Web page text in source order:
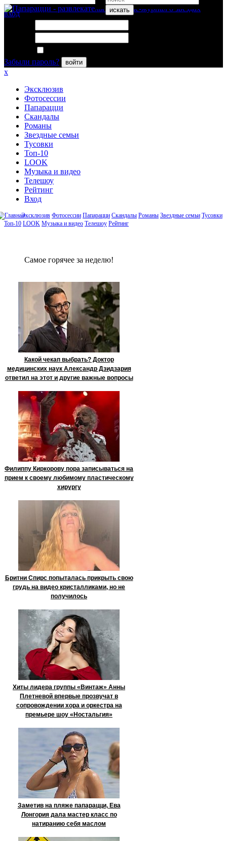
искать
вход
Забыли пароль?
войти
x
Эксклюзив
Фотосессии
Папарацци
Скандалы
Романы
Звездные семьи
Тусовки
Топ-10
LOOK
Музыка и видео
Телешоу
Рейтинг
Вход
Эксклюзив Фотосессии Папарацци Скандалы Романы Звездные семьи Тусовки
Топ-10 LOOK Музыка и видео Телешоу Рейтинг
Сaмое гoрячее за неделю!
Какой чекап выбрать? Доктор
медицинских наук Александр Дзидзария
ответил на этот и другие важные вопросы
Филиппу Киркорову пора записываться на
прием к своему любимому пластическому
хирургу
Бритни Спирс попыталась прикрыть свою
грудь на видео кристалликами, но не
получилось
Хиты лидера группы «Винтаж» Анны
Плетневой впервые прозвучат в
сопровождении хора и оркестра на
премьере шоу «Ностальгия»
Заметив на пляже папарацци, Ева
Лонгория дала мастер класс по
натиранию себя маслом